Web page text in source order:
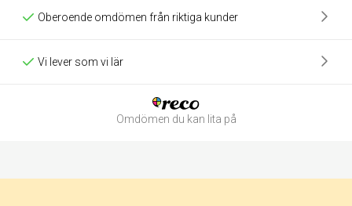
Oberoende omdömen från riktiga kunder
Vi lever som vi lär
Omdömen du kan lita på